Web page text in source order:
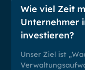
Wie viel Zeit
Unternehmer
investieren?
Unser Ziel ist